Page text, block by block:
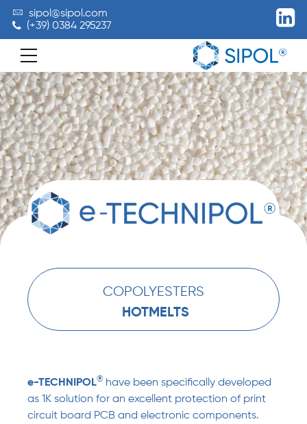
sipol@sipol.com
(+39) 0384 295237
COPOLYESTERS
HOTMELTS
e-TECHNIPOL® have been specifically developed
as 1K solution for an excellent protection of print
circuit board PCB and electronic components.